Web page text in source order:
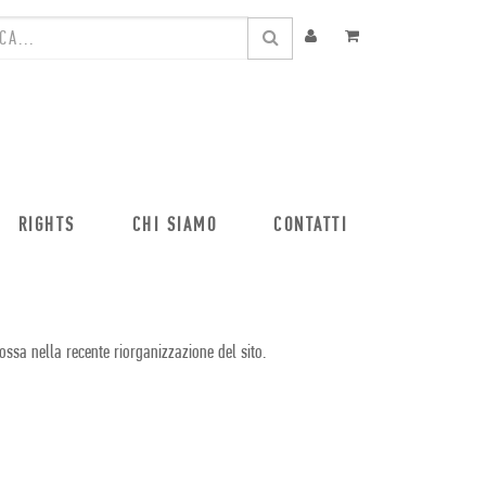
RIGHTS CHI SIAMO CONTATTI
nella recente riorganizzazione del sito.